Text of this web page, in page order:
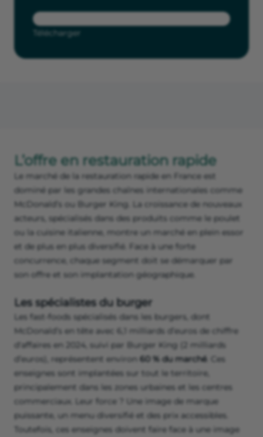
Télécharger
L’offre en restauration rapide
Le marché de la restauration rapide en France est
dominé par les grandes chaînes internationales comme
McDonald’s ou Burger King. La croissance de nouveaux
acteurs, spécialisés dans des produits comme le poulet
ou la cuisine italienne, montre un marché en plein essor
et de plus en plus diversifié. Face à une forte
concurrence, chaque segment doit se démarquer par
son offre et son implantation géographique.
Les spécialistes du burger
Les fast-foods spécialisés dans les burgers, dont
McDonald’s en tête avec 6,1 milliards d’euros de chiffre
d'affaires en 2024, suivi par Burger King (2 milliards
d’euros), représentent environ 60 % du marché. Ces
enseignes sont implantées sur tout le territoire,
principalement dans les zones urbaines et les centres
commerciaux. Leur force ? Une image de marque
puissante, un menu diversifié et des prix accessibles.
Toutefois, ces enseignes doivent faire face à une image